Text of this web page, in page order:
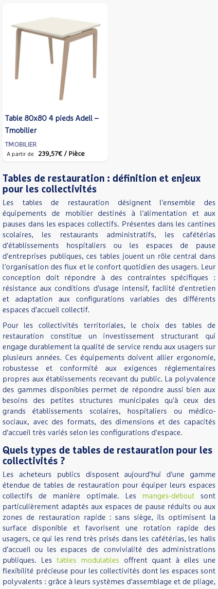
Table 80x80 4 pieds Adell –
Tmobilier
TMOBILIER
A partir de 239,57€ / Pièce
Tables de restauration : définition et enjeux
pour les collectivités
Les tables de restauration désignent l'ensemble des
équipements de mobilier destinés à l'alimentation et aux
pauses dans les espaces collectifs. Présentes dans les cantines
scolaires, les restaurants administratifs, les cafétérias
d'établissements hospitaliers ou les espaces de pause
d'entreprises publiques, ces tables jouent un rôle central dans
l'organisation des flux et le confort quotidien des usagers. Leur
conception doit répondre à des contraintes spécifiques :
résistance aux conditions d'usage intensif, facilité d'entretien
et adaptation aux configurations variables des différents
espaces d'accueil collectif.
Pour les collectivités territoriales, le choix des tables de
restauration constitue un investissement structurant qui
engage durablement la qualité de service rendu aux usagers sur
plusieurs années. Ces équipements doivent allier ergonomie,
robustesse et conformité aux exigences réglementaires
propres aux établissements recevant du public. La polyvalence
des gammes disponibles permet de répondre aussi bien aux
besoins des petites structures municipales qu'à ceux des
grands établissements scolaires, hospitaliers ou médico-
sociaux, avec des formats, des dimensions et des capacités
d'accueil très variés selon les configurations d'espace.
Quels types de tables de restauration pour les
collectivités ?
Les acheteurs publics disposent aujourd'hui d'une gamme
étendue de tables de restauration pour équiper leurs espaces
collectifs de manière optimale. Les manges-debout sont
particulièrement adaptés aux espaces de pause réduits ou aux
zones de restauration rapide : sans siège, ils optimisent la
surface disponible et favorisent une rotation rapide des
usagers, ce qui les rend très prisés dans les cafétérias, les halls
d'accueil ou les espaces de convivialité des administrations
publiques. Lestables modulables offrent quant à elles une
flexibilité précieuse pour les collectivités dont les espaces sont
polyvalents : grâce à leurs systèmes d'assemblage et de pliage,